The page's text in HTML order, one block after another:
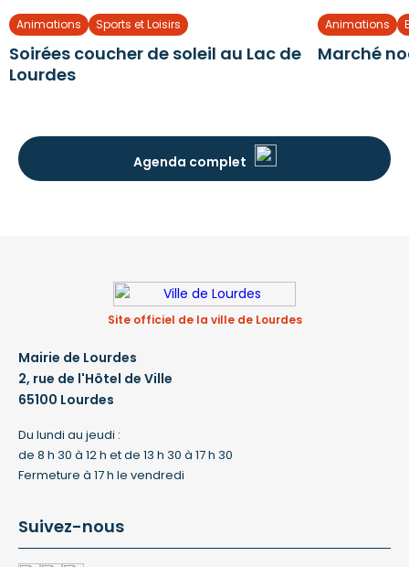
Animations Sports et Loisirs
Soirées coucher de soleil au Lac de
Lourdes
Animations
Marché
Agenda complet
Site officiel de la ville de Lourdes
Mairie de Lourdes
2, rue de l'Hôtel de Ville
65100 Lourdes
Du lundi au jeudi :
de 8 h 30 à 12 h et de 13 h 30 à 17 h 30
Fermeture à 17 h le vendredi
Suivez-nous